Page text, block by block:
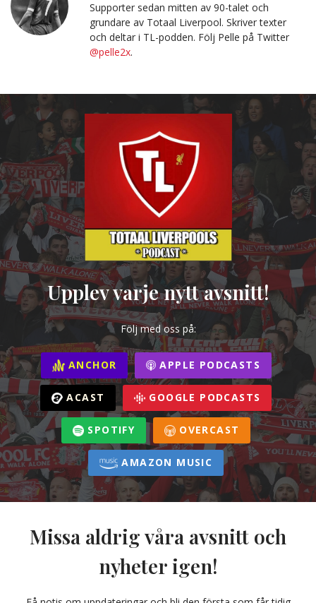
Supporter sedan mitten av 90-talet och
grundare av Totaal Liverpool. Skriver texter
och deltar i TL-podden. Följ Pelle på Twitter
@pelle2x.
Upplev varje nytt avsnitt!
Följ med oss på:
ANCHOR APPLE PODCASTS
ACAST GOOGLE PODCASTS
SPOTIFY OVERCAST
AMAZON MUSIC
Missa aldrig våra avsnitt och
nyheter igen!